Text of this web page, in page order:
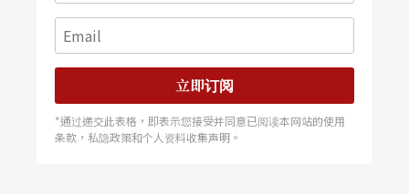
立即订阅
*通过递交此表格，即表示您接受并同意已阅读本网站的使用
条款，私隐政策和个人资料收集声明。